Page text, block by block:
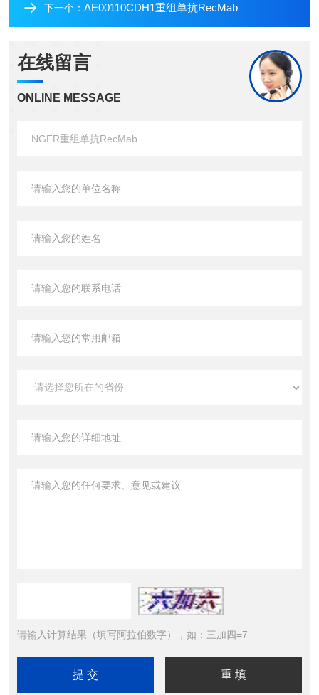
下一个： AE00110CDH1重组单抗RecMab
在线留言
ONLINE MESSAGE
请输入计算结果（填写阿拉伯数字），如：三加四=7